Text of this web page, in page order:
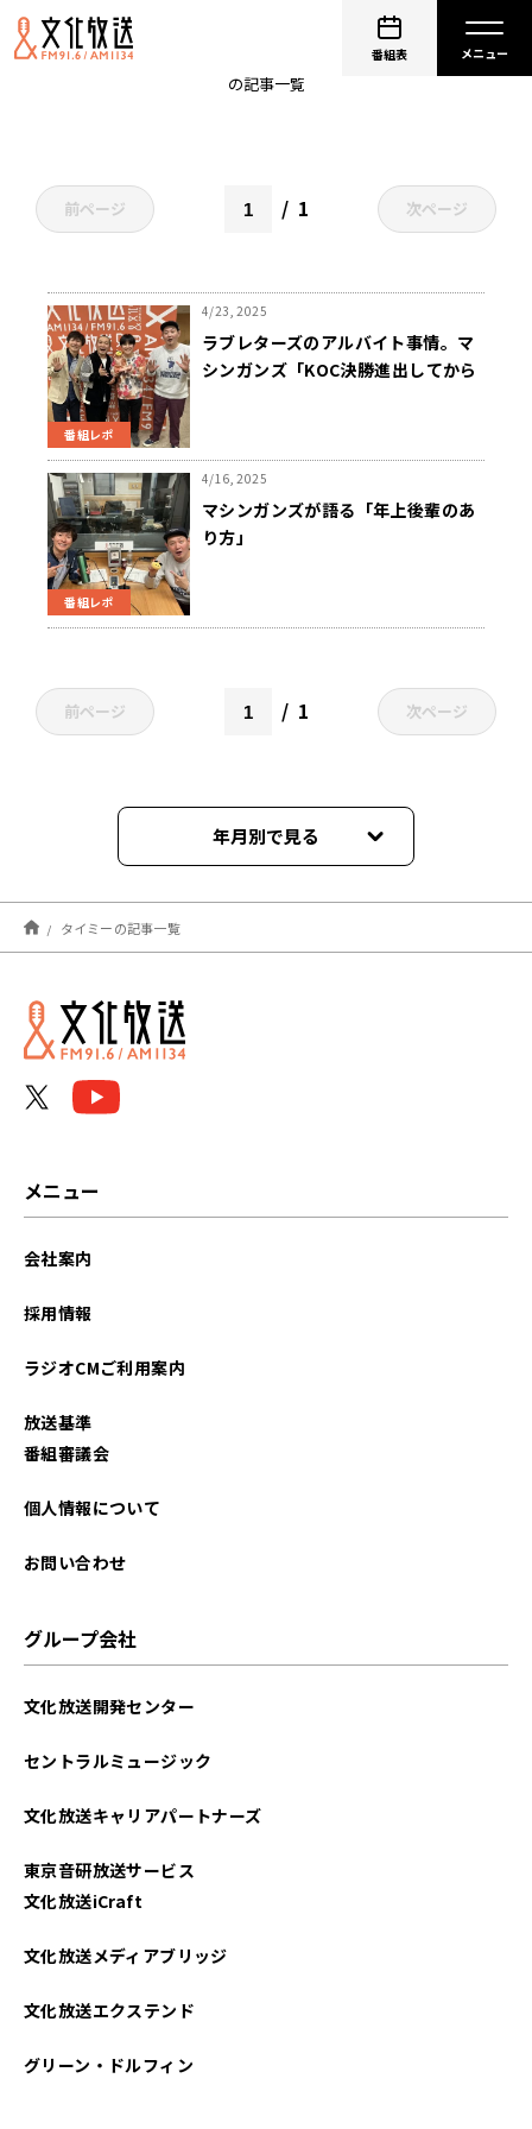
番組表
の記事一覧
前ページ 1 次ページ
番組レポ
4/23, 2025
ラブレターズのアルバイト事情。マ
シンガンズ「KOC決勝進出してから
番組レポ
4/16, 2025
マシンガンズが語る「年上後輩のあ
り方」
前ページ 1 次ページ
年月別で見る
2025年09月
2025年05月
2025年04月
タイミーの記事一覧
メニュー
会社案内
採用情報
ラジオCMご利用案内
放送基準
番組審議会
個人情報について
お問い合わせ
グループ会社
文化放送開発センター
セントラルミュージック
文化放送キャリアパートナーズ
東京音研放送サービス
文化放送iCraft
文化放送メディアブリッジ
文化放送エクステンド
グリーン・ドルフィン